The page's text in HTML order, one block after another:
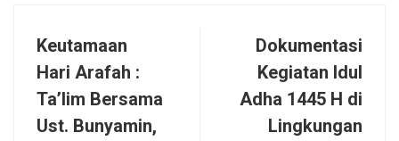
Keutamaan
Hari Arafah :
Ta’lim Bersama
Ust. Bunyamin,
Dokumentasi
Kegiatan Idul
Adha 1445 H di
Lingkungan